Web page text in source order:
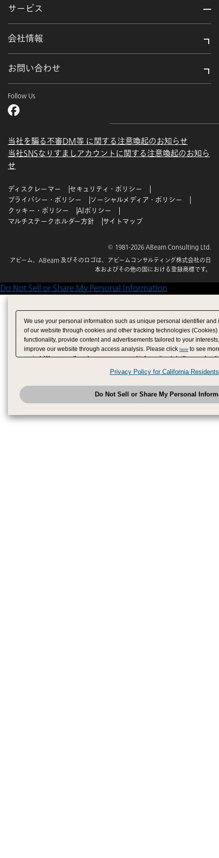
サービス
会社情報
お問い合わせ
Follow Us
当社を騙る不審DM等 に関する注意喚起のお知らせ
当社SNSなりすましアカウントに関する注意喚起のお知ら
せ
ディスクレーマー
セキュリティ・ポリシー
プライバシー・ポリシー
ソーシャルメディア・ポリシー
クッキー・ポリシー
AIポリシー
マルチステークホルダー方針
サイトマップ
© 1981-2026 ABeam Consulting Ltd.
アビーム、ABeam 及びそのロゴは、アビームコンサルティング株式会社の日
本およびその他の国における登録商標です。
Do Not Sell or Share My Personal Information
We use your personal information such as unique personal identifier
of our website through cookies and other tracking technologies
functionality, provide content and advertisements tailored to your
improve our website through access analysis. Please click here to see
period. We may sell or share your personal information to/with our
analytics service partners. These partners may combine the data shared
have provided to them or that they have collected from your use of their
analyze and optimize advertisements delivered to you by businesses
have the right to opt out of sale or share of your personal information by
to exercise your right. If we have detected an opt-out
honored.Change your sell or share preference
Privacy Policy for California Residents
Do Not Sell or Share My Personal